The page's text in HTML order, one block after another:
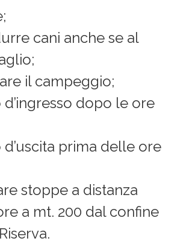
cani anche se al
il campeggio;
d’ingresso dopo le ore
d’uscita prima delle ore
stoppe a distanza
a mt. 200 dal confine